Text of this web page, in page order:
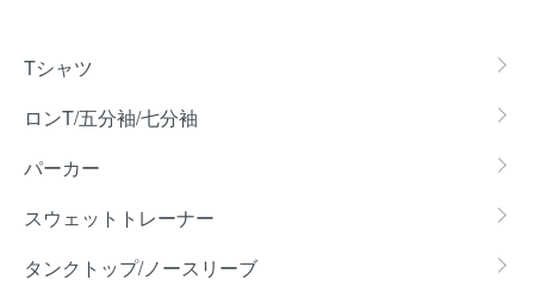
グループ一覧
Tシャツ
ロンT/五分袖/七分袖
パーカー
スウェットトレーナー
タンクトップ/ノースリーブ